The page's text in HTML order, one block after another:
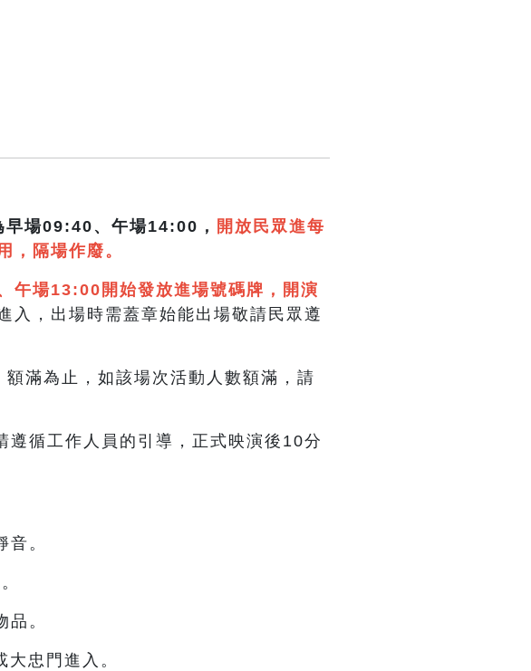
場09:40、午場14:00， 開放民眾進每
，隔場作廢。
午場13:00開始發放進場號碼牌，開演
入，出場時需蓋章始能出場敬請民眾遵
滿為止，如該場次活動人數額滿，請
循工作人員的引導，正式映演後10分
。
。
忠門進入。